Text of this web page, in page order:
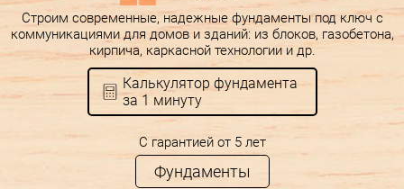
Строим современные, надежные фундаменты под ключ с
коммуникациями для домов и зданий: из блоков, газобетона,
кирпича, каркасной технологии и др.
Калькулятор фундамента
за 1 минуту
С гарантией от 5 лет
Фундаменты